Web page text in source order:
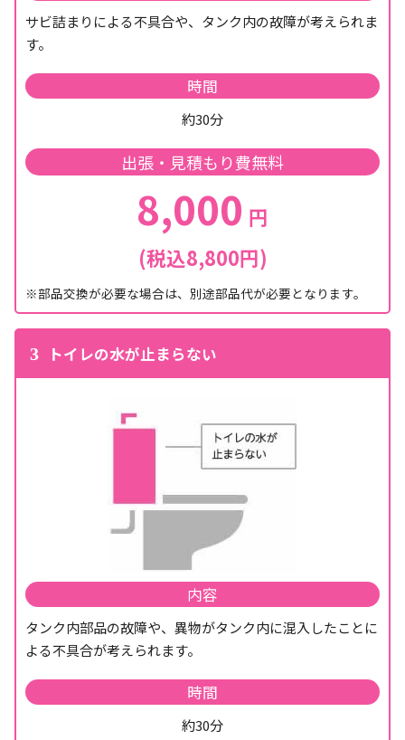
サビ詰まりによる不具合や、タンク内の故障が考えられま
す。
時間
約30分
出張・見積もり費無料
8,000 円
(税込8,800円)
※部品交換が必要な場合は、別途部品代が必要となります。
3 トイレの水が止まらない
内容
タンク内部品の故障や、異物がタンク内に混入したことに
よる不具合が考えられます。
時間
約30分